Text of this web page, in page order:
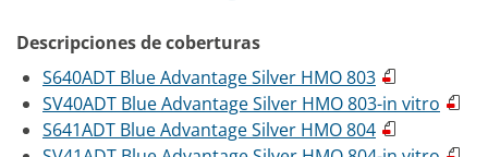
Descripciones de coberturas
S640ADT Blue Advantage Silver HMO 803
SV40ADT Blue Advantage Silver HMO 803-in vitro
S641ADT Blue Advantage Silver HMO 804